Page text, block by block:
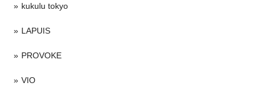
kukulu tokyo
LAPUIS
PROVOKE
VIO